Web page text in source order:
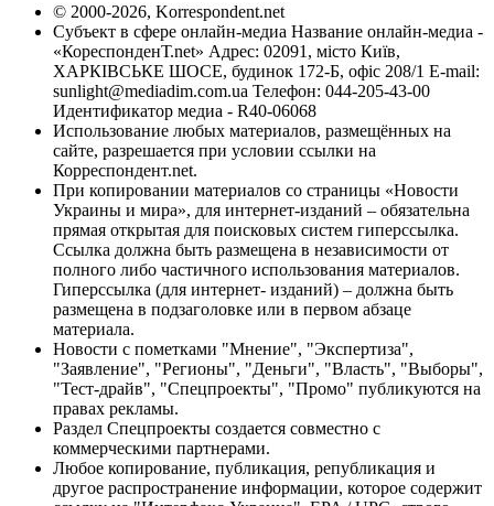
© 2000-2026, Korrespondent.net
Субъект в сфере онлайн-медиа Название онлайн-медиа -
«КореспонденТ.net» Адрес: 02091, місто Київ,
ХАРКІВСЬКЕ ШОСЕ, будинок 172-Б, офіс 208/1 E-mail:
sunlight@mediadim.com.ua Телефон: 044-205-43-00
Идентификатор медиа - R40-06068
Использование любых материалов, размещённых на
сайте, разрешается при условии ссылки на
Корреспондент.net.
При копировании материалов со страницы «Новости
Украины и мира», для интернет-изданий – обязательна
прямая открытая для поисковых систем гиперссылка.
Ссылка должна быть размещена в независимости от
полного либо частичного использования материалов.
Гиперссылка (для интернет- изданий) – должна быть
размещена в подзаголовке или в первом абзаце
материала.
Новости с пометками "Мнение", "Экспертиза",
"Заявление", "Регионы", "Деньги", "Власть", "Выборы",
"Тест-драйв", "Спецпроекты", "Промо" публикуются на
правах рекламы.
Раздел Спецпроекты создается совместно с
коммерческими партнерами.
Любое копирование, публикация, републикация и
другое распространение информации, которое содержит